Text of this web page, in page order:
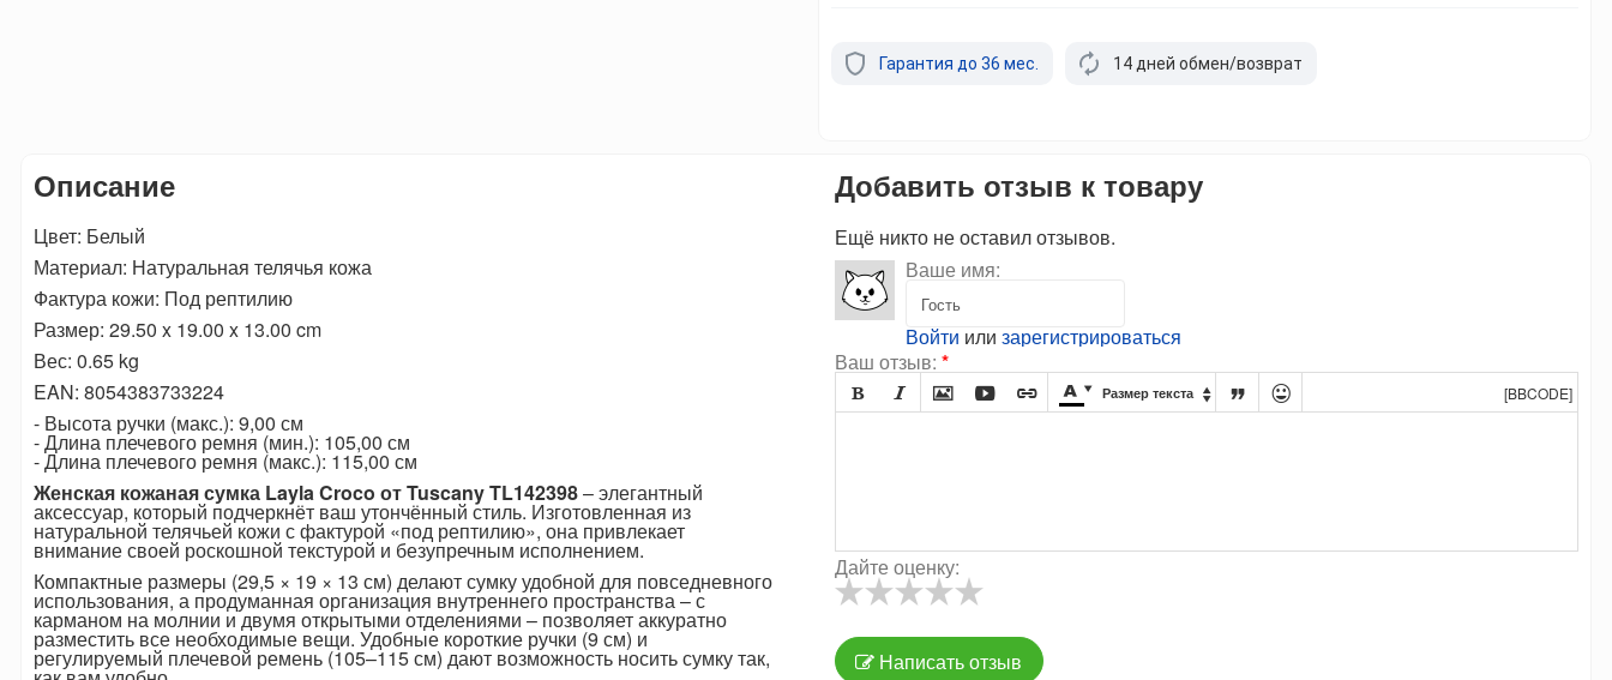
Гарантия до 36 мес. 14 дней обмен/возврат
Описание
Цвет: Белый
Материал: Натуральная телячья кожа
Фактура кожи: Под рептилию
Размер: 29.50 x 19.00 x 13.00 cm
Вес: 0.65 kg
EAN: 8054383733224
- Высота ручки (макс.): 9,00 см
- Длина плечевого ремня (мин.): 105,00 см
- Длина плечевого ремня (макс.): 115,00 см
Женская кожаная сумка Layla Croco от Tuscany TL142398– элегантный
аксессуар, который подчеркнёт ваш утончённый стиль. Изготовленная из
натуральной телячьей кожи с фактурой «под рептилию», она привлекает
внимание своей роскошной текстурой и безупречным исполнением.
Компактные размеры (29,5 × 19 × 13 см) делают сумку удобной для повседневного
использования, а продуманная организация внутреннего пространства – с
карманом на молнии и двумя открытыми отделениями – позволяет аккуратно
разместить все необходимые вещи. Удобные короткие ручки (9 см) и
регулируемый плечевой ремень (105–115 см) дают возможность носить сумку так,
Добавить отзыв к товару
Ещё никто не оставил отзывов.
Ваше имя:
Войти или зарегистрироваться
Ваш отзыв: *
       Размер текста    [BBCODE]
Дайте оценку:
Написать отзыв